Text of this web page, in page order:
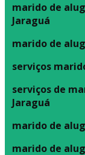
marido de
Jaraguá
marido de
serviços
serviços de
Jaraguá
marido de
marido de